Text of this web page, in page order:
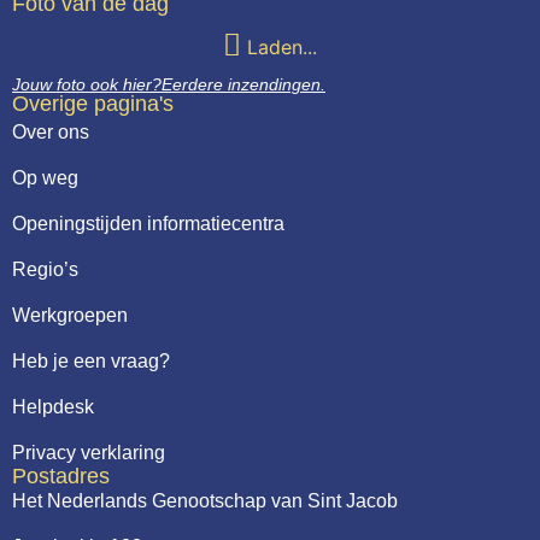
Laden...
Jouw foto ook hier?Eerdere inzendingen.
Overige pagina's
Over ons
Op weg
Openingstijden informatiecentra
Regio’s
Werkgroepen
Heb je een vraag?
Helpdesk
Privacy verklaring
Postadres
Het Nederlands Genootschap van Sint Jacob